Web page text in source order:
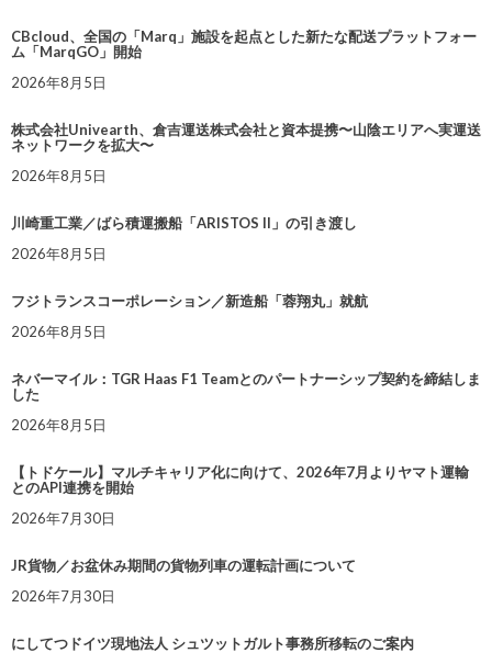
CBcloud、全国の「Marq」施設を起点とした新たな配送プラットフォー
ム「MarqGO」開始
2026年8月5日
株式会社Univearth、倉吉運送株式会社と資本提携〜山陰エリアへ実運送
ネットワークを拡大〜
2026年8月5日
川崎重工業／ばら積運搬船「ARISTOS II」の引き渡し
2026年8月5日
フジトランスコーポレーション／新造船「蓉翔丸」就航
2026年8月5日
ネバーマイル：TGR Haas F1 Teamとのパートナーシップ契約を締結しま
した
2026年8月5日
【トドケール】マルチキャリア化に向けて、2026年7月よりヤマト運輸
とのAPI連携を開始
2026年7月30日
JR貨物／お盆休み期間の貨物列車の運転計画について
2026年7月30日
にしてつドイツ現地法人 シュツットガルト事務所移転のご案内